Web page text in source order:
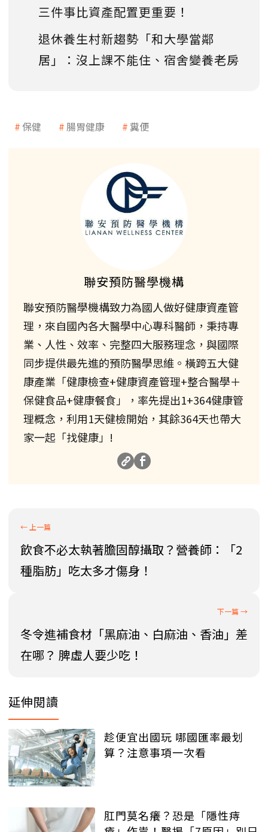
三件事比資產配置更重要！
退休養生村新趨勢「和大學當鄰
居」：沒上課不能住、宿舍變養老房
保健 腸胃健康 糞便
聯安預防醫學機構
聯安預防醫學機構致力為國人做好健康資產管
理，來自國內各大醫學中心專科醫師，秉持專
業、人性、效率、完整四大服務理念，與國際
同步提供最先進的預防醫學思維。橫跨五大健
康產業「健康檢查+健康資產管理+整合醫學＋
保健食品+健康餐食」，率先提出1+364健康管
理概念，利用1天健檢開始，其餘364天也帶大
家一起「找健康」!
飲食不必太執著膽固醇攝取？營養師：「2
種脂肪」吃太多才傷身！
冬令進補食材「黑麻油、白麻油、香油」差
在哪？ 脾虛人要少吃！
延伸閱讀
趁便宜出國玩 哪國匯率最划
算？注意事項一次看
肛門莫名癢？恐是「隱性痔